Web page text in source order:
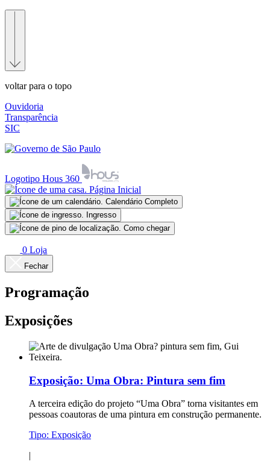
voltar para o topo
Ouvidoria
Transparência
SIC
Logotipo Hous 360
Página Inicial
Calendário Completo
Ingresso
Como chegar
0 Loja
Fechar
Programação
Exposições
Exposição: Uma Obra: Pintura sem fim
A terceira edição do projeto “Uma Obra” torna visitantes em
pessoas coautoras de uma pintura em construção permanente.
Tipo: Exposição